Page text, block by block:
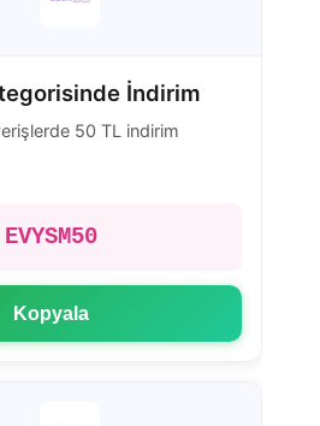
İndirim
50 TL indirim
EVYSM50
Kopyala